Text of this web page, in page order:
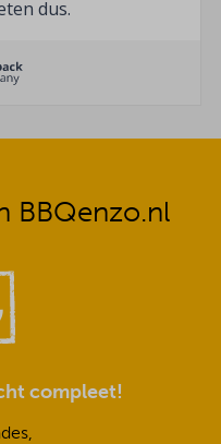
dus.
BBQenzo.nl
compleet!